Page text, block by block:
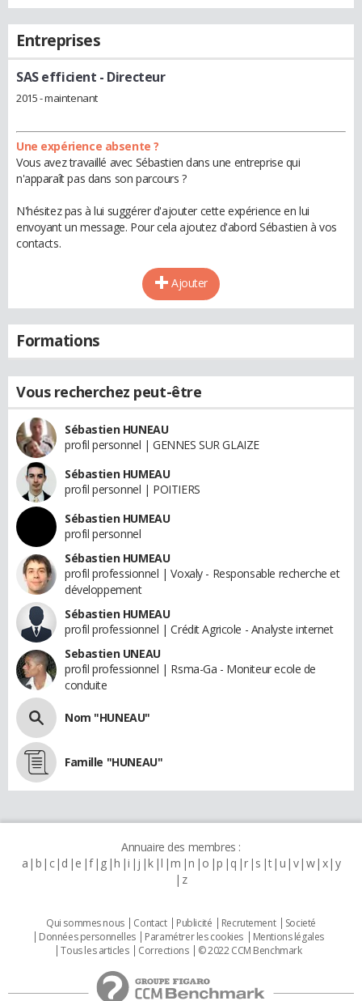
Entreprises
SAS efficient - Directeur
2015 - maintenant
Une expérience absente ?
Vous avez travaillé avec Sébastien dans une entreprise qui
n'apparaît pas dans son parcours ?
N'hésitez pas à lui suggérer d'ajouter cette expérience en lui
envoyant un message. Pour cela ajoutez d'abord Sébastien à vos
contacts.
Ajouter
Formations
Vous recherchez peut-être
Sébastien HUNEAU
profil personnel | GENNES SUR GLAIZE
Sébastien HUMEAU
profil personnel | POITIERS
Sébastien HUMEAU
profil personnel
Sébastien HUMEAU
profil professionnel | Voxaly - Responsable recherche et
développement
Sébastien HUMEAU
profil professionnel | Crédit Agricole - Analyste internet
Sebastien UNEAU
profil professionnel | Rsma-Ga - Moniteur ecole de
conduite
Nom "HUNEAU"
Famille "HUNEAU"
Annuaire des membres :
a b c d e f g h i j k l m n o p q r s t u v w x y
z
Qui sommes nous Contact Publicité Recrutement
Societé
Données personnelles
Paramétrer les cookies
Mentions légales
Tous les articles
Corrections © 2022 CCM Benchmark